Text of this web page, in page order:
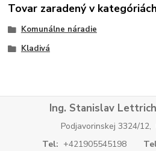
Tovar zaradený v kategóriách
Komunálne náradie
Kladivá
Ing. Stanislav
Podjavorinskej 3324/
Tel: +421905545198